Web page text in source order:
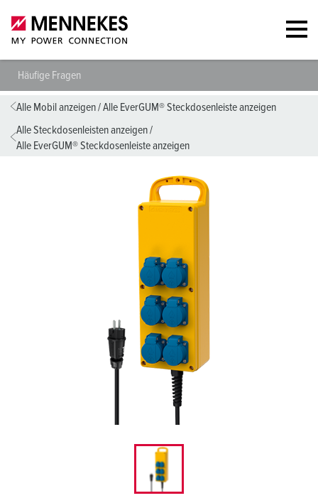
Häufige Fragen
Alle Mobil anzeigen/Alle EverGUM® Steckdosenleiste anzeigen
Alle Steckdosenleisten anzeigen/
Alle EverGUM® Steckdosenleiste anzeigen